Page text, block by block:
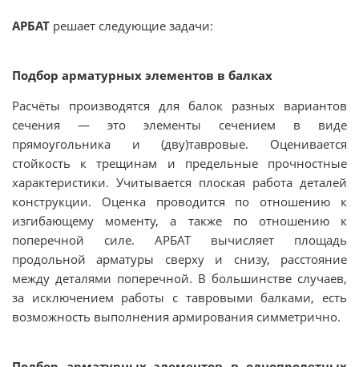
АРБАТ решает следующие задачи:
Подбор арматурных элементов в балках
Расчёты производятся для балок разных вариантов
сечения — это элементы сечением в виде
прямоугольника и (дву)тавровые. Оценивается
стойкость к трещинам и предельные прочностные
характеристики. Учитывается плоская работа деталей
конструкции. Оценка проводится по отношению к
изгибающему моменту, а также по отношению к
поперечной силе. АРБАТ вычисляет площадь
продольной арматуры сверху и снизу, расстояние
между деталями поперечной. В большинстве случаев,
за исключением работы с тавровыми балками, есть
возможность выполнения армирования симметрично.